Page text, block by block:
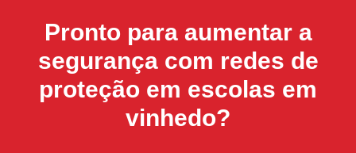
Pronto para aumentar a
segurança com redes de
proteção em escolas em
vinhedo?